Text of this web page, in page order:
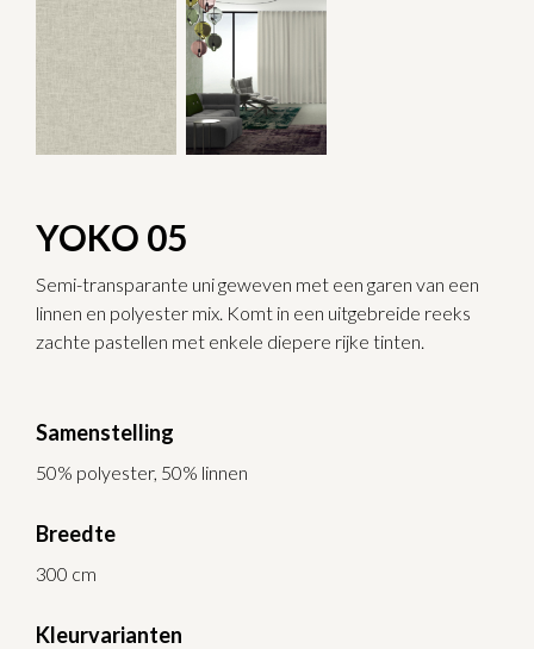
YOKO 05
Semi-transparante uni geweven met een garen van een
linnen en polyester mix. Komt in een uitgebreide reeks
zachte pastellen met enkele diepere rijke tinten.
Samenstelling
50% polyester, 50% linnen
Breedte
300 cm
Kleurvarianten